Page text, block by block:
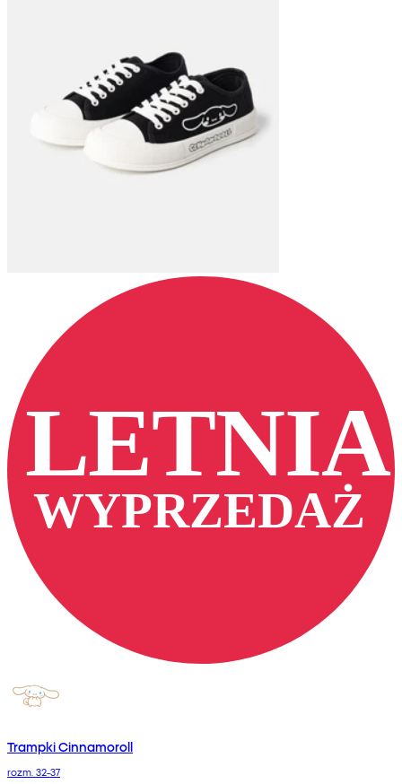
Trampki Cinnamoroll
rozm. 32-37